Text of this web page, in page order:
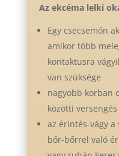
Az ekcéma lelki
Egy csecsemőn
amikor több
kontaktusra
van szüksége
nagyobb korban
közötti versengés
az érintés-vágy a
bőr-bőrrel való